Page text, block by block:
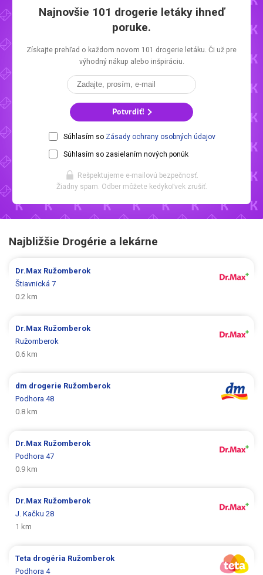
Najnovšie 101 drogerie letákyihneď
poruke.
Získajte prehľad o každom novom 101 drogerie letáku. Či už pre
výhodný nákup alebo inšpiráciu.
Potvrdiť!
Súhlasím so Zásady ochrany osobných údajov
Súhlasím so zasielaním nových ponúk
Rešpektujeme e-mailovú bezpečnosť.
Žiadny spam. Odber môžete kedykoľvek zrušiť.
Najbližšie Drogérie a lekárne
Dr.Max Ružomberok
Štiavnická 7
0.2 km
Dr.Max Ružomberok
Ružomberok
0.6 km
dm drogerie Ružomberok
Podhora 48
0.8 km
Dr.Max Ružomberok
Podhora 47
0.9 km
Dr.Max Ružomberok
J. Kačku 28
1 km
Teta drogéria Ružomberok
Podhora 4